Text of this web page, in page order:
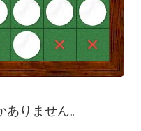
りません。